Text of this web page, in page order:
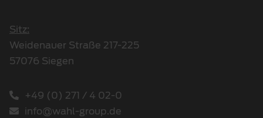
Sitz:
Weidenauer Straße 217-225
57076 Siegen
+49 (0) 271 / 4 02-0
info@wahl-group.de